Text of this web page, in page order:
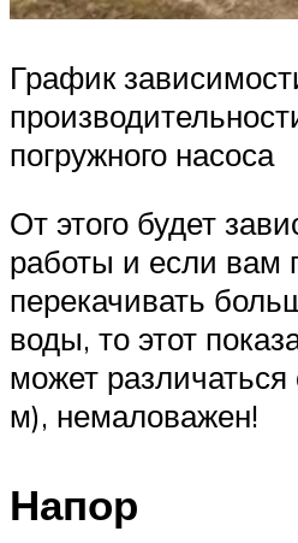
График
погружного насоса
От этого будет
работы и если вам
перекачивать
воды, то этот
может
м), немаловажен!
Напор